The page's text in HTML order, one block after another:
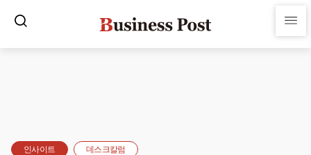
인사이트 데스크칼럼